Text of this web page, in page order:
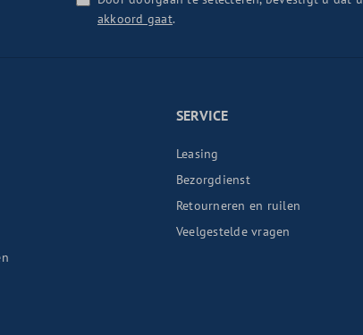
akkoord gaat.
SERVICE
Leasing
Bezorgdienst
Retourneren en ruilen
Veelgestelde vragen